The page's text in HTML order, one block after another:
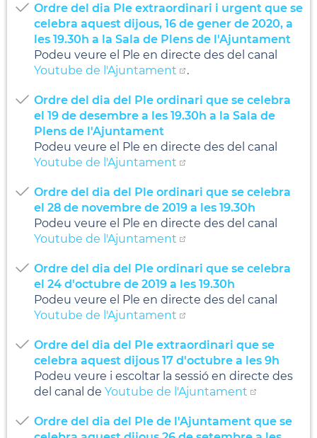
Ordre del dia Ple extraordinari i urgent que se
celebra aquest dijous, 16 de gener de 2020, a
les 19.30h a la Sala de Plens de l'Ajuntament
Podeu veure el Ple en directe des del canal
Youtube de l'Ajuntament
.
Ordre del dia del Ple ordinari que se celebra
el 19 de desembre a les 19.30h a la Sala de
Plens de l'Ajuntament
Podeu veure el Ple en directe des del canal
Youtube de l'Ajuntament
Ordre del dia del Ple ordinari que se celebra
el 28 de novembre de 2019 a les 19.30h
Podeu veure el Ple en directe des del canal
Youtube de l'Ajuntament
Ordre del dia del Ple ordinari que se celebra
el 24 d'octubre de 2019 a les 19.30h
Podeu veure el Ple en directe des del canal
Youtube de l'Ajuntament
Ordre del dia del Ple extraordinari que se
celebra aquest dijous 17 d'octubre a les 9h
Podeu veure i escoltar la sessió en directe des
del canal de Youtube de l'Ajuntament
Ordre del dia del Ple de l'Ajuntament que se